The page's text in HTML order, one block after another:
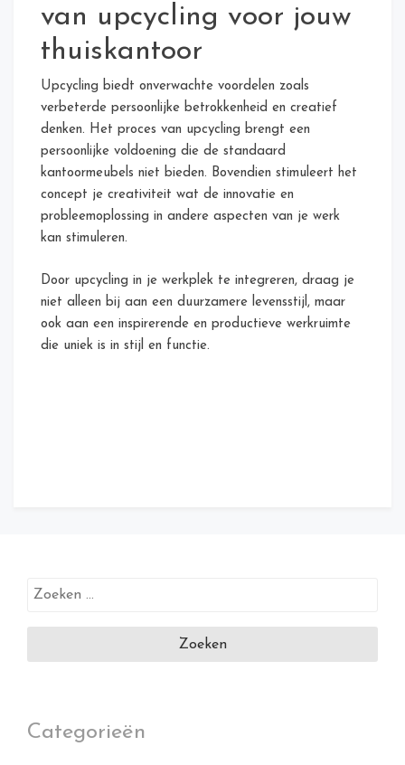
van upcycling voor jouw
thuiskantoor
Upcycling biedt onverwachte voordelen zoals
verbeterde persoonlijke betrokkenheid en creatief
denken. Het proces van upcycling brengt een
persoonlijke voldoening die de standaard
kantoormeubels niet bieden. Bovendien stimuleert het
concept je creativiteit wat de innovatie en
probleemoplossing in andere aspecten van je werk
kan stimuleren.
Door upcycling in je werkplek te integreren, draag je
niet alleen bij aan een duurzamere levensstijl, maar
ook aan een inspirerende en productieve werkruimte
die uniek is in stijl en functie.
Zoeken
Categorieën